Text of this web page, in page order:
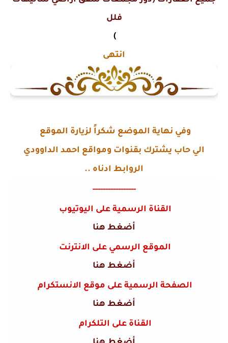
فلل
)
انتهى
وفي نهاية الموضع شكراً لزيارة الموقع
الي حاب يشترك بقنوات ومواقع احمد الداوودي
الروابط ادناه ..
-----------------
القناة الرسمية على اليوتيوب
أضغط هنا
الموقع الرسمي على الانترنت
أضغط هنا
الصفحة الرسمية على موقع الانستكرام
أضغط هنا
القناة على التلكرام